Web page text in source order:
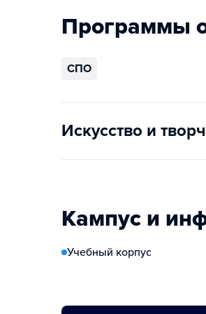
Программы
СПО
Искусство и
Кампус и
Учебный корпус